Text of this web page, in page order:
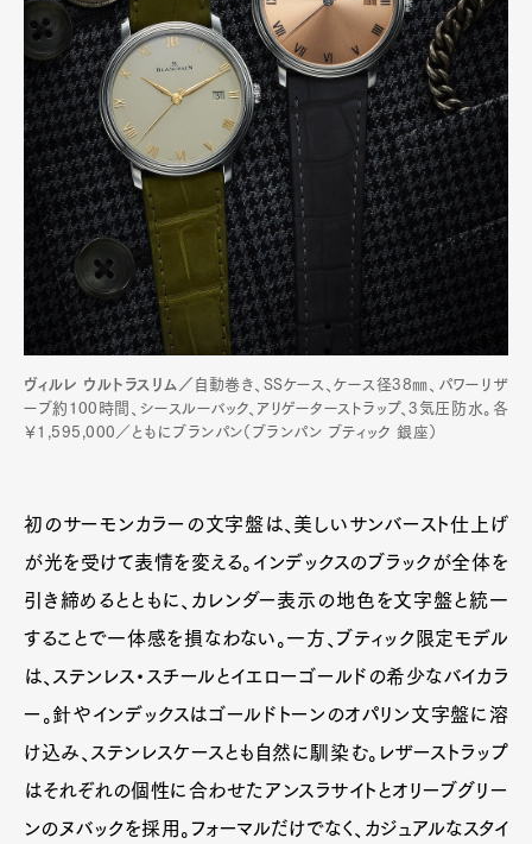
ヴィルレ ウルトラスリム／ 自動巻き、SSケース、ケース径38㎜、パワーリザ
ーブ約100時間、シースルーバック、アリゲーターストラップ、3気圧防水。各
￥1,595,000／ともにブランパン（ブランパン ブティック 銀座）
初のサーモンカラーの文字盤は、美しいサンバースト仕上げ
が光を受けて表情を変える。インデックスのブラックが全体を
引き締めるとともに、カレンダー表示の地色を文字盤と統一
することで一体感を損なわない。一方、ブティック限定モデル
は、ステンレス・スチールとイエローゴールドの希少なバイカラ
ー。針やインデックスはゴールドトーンのオパリン文字盤に溶
け込み、ステンレスケースとも自然に馴染む。レザーストラップ
はそれぞれの個性に合わせたアンスラサイトとオリーブグリー
ンのヌバックを採用。フォーマルだけでなく、カジュアルなスタイ